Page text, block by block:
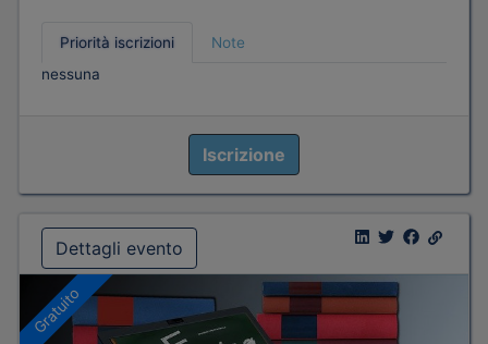
Priorità iscrizioni
Note
nessuna
Iscrizione
Dettagli evento
Gratuito